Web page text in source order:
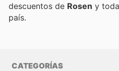
descuentos de Rosen y
país.
CATEGORÍAS